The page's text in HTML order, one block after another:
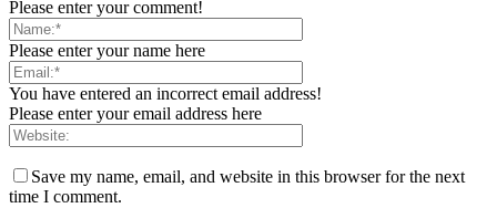
Please enter your comment!
Please enter your name here
You have entered an incorrect email address!
Please enter your email address here
Save my name, email, and website in this browser for the next
time I comment.